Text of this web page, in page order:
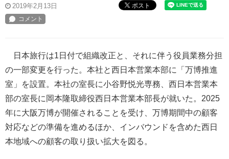
2019年2月13日 ポスト
日本旅行は1日付で組織改正と、それに伴う役員業務分担
の一部変更を行った。本社と西日本営業本部に「万博推進
室」を設置。本社の室長に小谷野悦光専務、西日本営業本
部の室長に岡本隆取締役西日本営業本部長が就いた。2025
年に大阪万博が開催されることを受け、万博期間中の顧客
対応などの準備を進めるほか、インバウンドを含めた西日
本地域への顧客の取り扱い拡大を図る。